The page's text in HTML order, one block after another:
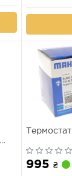
Термостат
995 ₴